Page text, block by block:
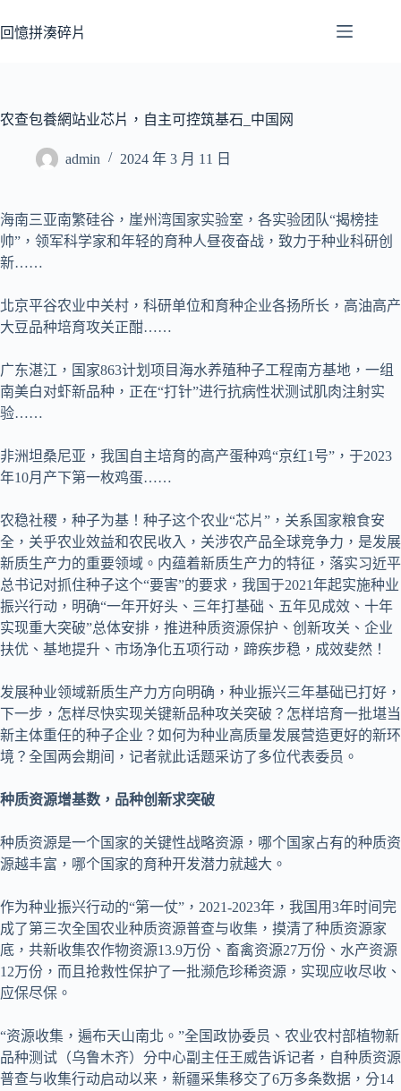
至
容
回憶拼湊碎片
农查包養網站业芯片，自主可控筑基石_中国网
admin 2024 年 3 月 11 日
海南三亚南繁硅谷，崖州湾国家实验室，各实验团队“揭榜挂
帅”，领军科学家和年轻的育种人昼夜奋战，致力于种业科研创
新……
北京平谷农业中关村，科研单位和育种企业各扬所长，高油高产
大豆品种培育攻关正酣……
广东湛江，国家863计划项目海水养殖种子工程南方基地，一组
南美白对虾新品种，正在“打针”进行抗病性状测试肌肉注射实
验……
非洲坦桑尼亚，我国自主培育的高产蛋种鸡“京红1号”，于2023
年10月产下第一枚鸡蛋……
农稳社稷，种子为基！种子这个农业“芯片”，关系国家粮食安
全，关乎农业效益和农民收入，关涉农产品全球竞争力，是发展
新质生产力的重要领域。内蕴着新质生产力的特征，落实习近平
总书记对抓住种子这个“要害”的要求，我国于2021年起实施种业
振兴行动，明确“一年开好头、三年打基础、五年见成效、十年
实现重大突破”总体安排，推进种质资源保护、创新攻关、企业
扶优、基地提升、市场净化五项行动，蹄疾步稳，成效斐然！
发展种业领域新质生产力方向明确，种业振兴三年基础已打好，
下一步，怎样尽快实现关键新品种攻关突破？怎样培育一批堪当
新主体重任的种子企业？如何为种业高质量发展营造更好的新环
境？全国两会期间，记者就此话题采访了多位代表委员。
种质资源增基数，品种创新求突破
种质资源是一个国家的关键性战略资源，哪个国家占有的种质资
源越丰富，哪个国家的育种开发潜力就越大。
作为种业振兴行动的“第一仗”，2021-2023年，我国用3年时间完
成了第三次全国农业种质资源普查与收集，摸清了种质资源家
底，共新收集农作物资源13.9万份、畜禽资源27万份、水产资源
12万份，而且抢救性保护了一批濒危珍稀资源，实现应收尽收、
应保尽保。
“资源收集，遍布天山南北。”全国政协委员、农业农村部植物新
品种测试（乌鲁木齐）分中心副主任王威告诉记者，自种质资源
普查与收集行动启动以来，新疆采集移交了6万多条数据，分14